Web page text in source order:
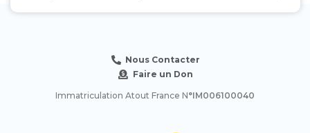
Nous Contacter
Faire un Don
Immatriculation Atout France N°IM006100040